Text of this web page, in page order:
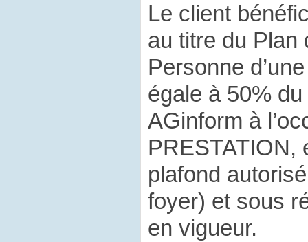
Le client
au titre du Plan
Personne
égale à 50%
AGinform à
PRESTATION,
plafond
foyer) et sous
en vigueur.